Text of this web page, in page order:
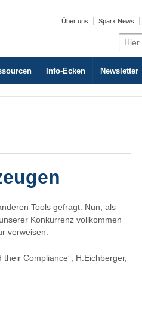
Über uns Sparx News
Search
for:
Info-Ecken Newsletter
Tools gefragt. Nun, als
Konkurrenz vollkommen
verweisen:
Compliance”, H.Eichberger,